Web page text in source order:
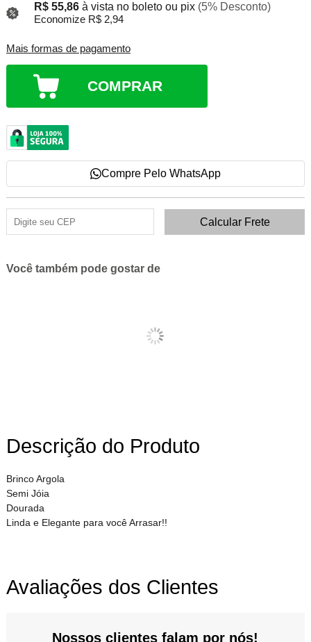
R$ 55,86 à vista no boleto ou pix (5% Desconto)
Economize R$ 2,94
Mais formas de pagamento
COMPRAR
Compre Pelo WhatsApp
Você também pode gostar de
Descrição do Produto
Brinco Argola
Semi Jóia
Dourada
Linda e Elegante para você Arrasar!!
Avaliações dos Clientes
Nossos clientes falam por nós!